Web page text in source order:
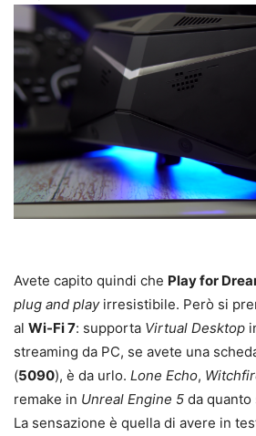
Avete capito quindi che Play for
plug and playirresistibile. Però si
al Wi-Fi 7: supporta Virtual Desktop
streaming da PC, se avete una
(5090), è da urlo. Lone Echo,
remake in Unreal Engine 5 da
La sensazione è quella di avere in